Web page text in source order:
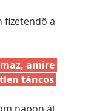
fizetendő a
amire
táncos